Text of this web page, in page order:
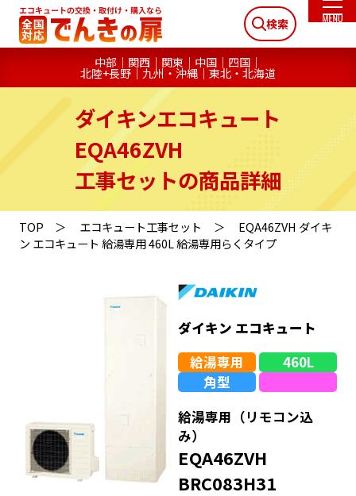
検索
中部 関西 関東 中国 四国
北陸+長野 九州・沖縄 東北・北海道
ダイキンエコキュート
EQA46ZVH
工事セットの商品詳細
TOP エコキュート工事セット
EQA46ZVH ダイキ
ン エコキュート 給湯専用 460L 給湯専用らくタイプ
ダイキン エコキュート
給湯専用
460L
角型
給湯専用（リモコン込
み）
EQA46ZVH
BRC083H31